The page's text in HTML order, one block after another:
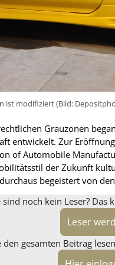
ist modifiziert (Bild:
Grauzonen
entwickelt. Zur
of Automobile
der Zukunft
begeistert von
sind noch kein Leser? Das
Leser
den gesamten Beitrag